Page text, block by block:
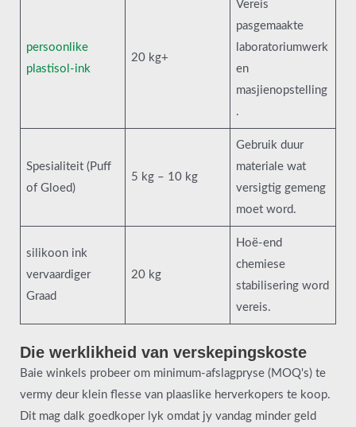
persoonlike
plastisol-ink
20 kg+
Vereis
pasgemaakte
laboratoriumwerk
en
masjienopstelling
.
Spesialiteit (Puff
of Gloed)
5 kg – 10 kg
Gebruik duur
materiale wat
versigtig gemeng
moet word.
silikoon ink
vervaardiger
Graad
20 kg
Hoë-end
chemiese
stabilisering word
vereis.
Die werklikheid van verskepingskoste
Baie winkels probeer om minimum-afslagpryse (MOQ's) te
vermy deur klein flesse van plaaslike herverkopers te koop.
Dit mag dalk goedkoper lyk omdat jy vandag minder geld